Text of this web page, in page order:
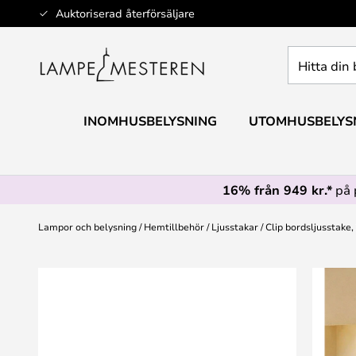
Auktoriserad återförsäljare
Hoppa
till
din
INOMHUSBELYSNING
16% från 949 kr.* på
Lampor och belysning Hemtillbehör Ljusstakar Clip